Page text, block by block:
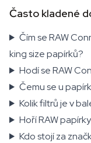
Často kladené
Čím se RAW
king size papírků?
Hodí se RAW
Čemu se u
Kolik filtrů je v
Hoří RAW
Kdo stojí za